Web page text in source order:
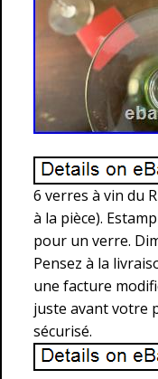
6 verres à vin du
à la pièce).
pour un verre.
Pensez à la
une facture
juste avant votre
sécurisé.